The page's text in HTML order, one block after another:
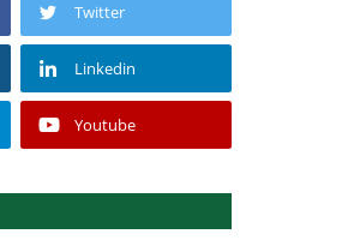
Twitter
Linkedin
Youtube